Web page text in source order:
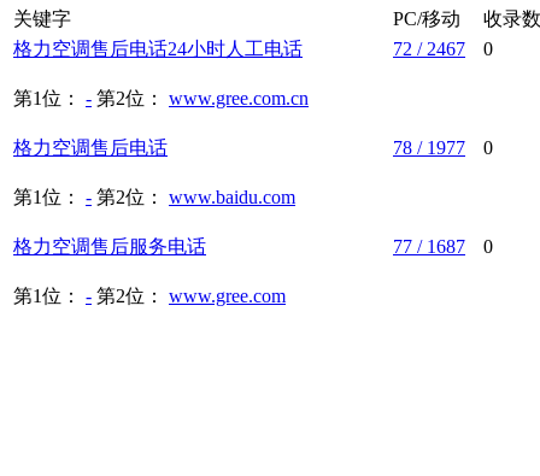
关键字 PC/移动
收录数
格力空调售后电话24小时人工电话 72 / 2467 0
第1位： - 第2位： www.gree.com.cn
格力空调售后电话 78 / 1977 0
第1位： - 第2位： www.baidu.com
格力空调售后服务电话 77 / 1687 0
第1位： - 第2位： www.gree.com